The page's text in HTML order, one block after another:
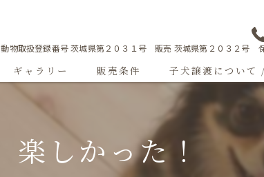
動物取扱登録番号 茨城県第２０３１号 販売 茨城県第２０３２号
ギャラリー
Sweetgallery
成犬紹介
販売条件 子犬譲渡について
楽しかった！